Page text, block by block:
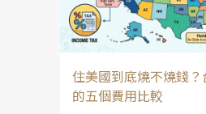
住美國到底燒不燒錢
的五個費用比較